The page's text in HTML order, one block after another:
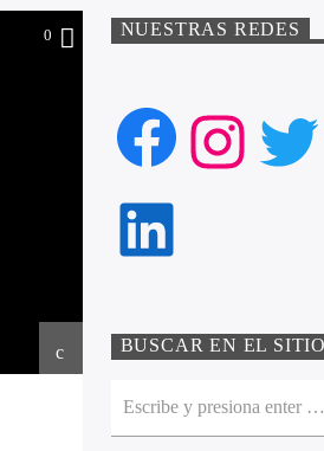
0 NUESTRAS REDES
Facebook
LinkedIn
BUSCAR EN EL SITIO